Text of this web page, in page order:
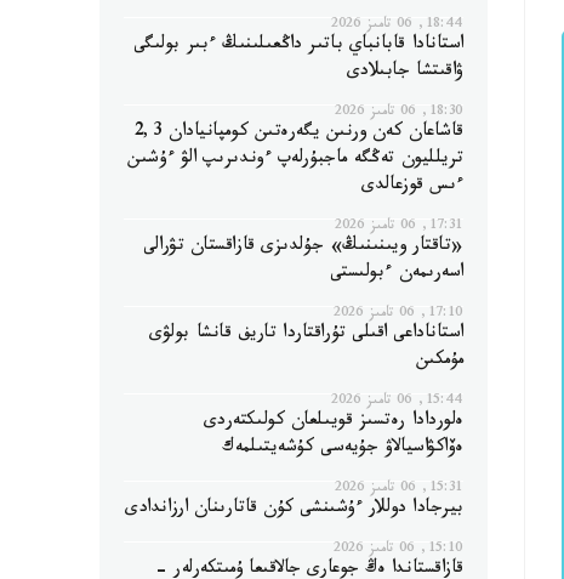
18:44, 06 تامىز 2026
استانادا قابانباي باتىر داڭعىلىنىڭ ءبىر بولىگى
ۋاقىتشا جابىلادى
18:30, 06 تامىز 2026
قاشاعان كەن ورنىن يگەرەتىن كومپانيادان 2,3
تريلليون تەڭگە ماجبۇرلەپ ءوندىرىپ الۋ ءۇشىن
ءىس قوزعالدى
17:31, 06 تامىز 2026
«تاقتار ويىنىنىڭ» جۇلدىزى قازاقستان تۋرالى
اسەرىمەن ءبولىستى
17:10, 06 تامىز 2026
استاناداعى اقىلى تۇراقتاردا تاريف قانشا بولۋى
مۇمكىن
15:44, 06 تامىز 2026
ەلوردادا رەتسىز قويىلعان كولىكتەردى
ەۆاكۋاسيالاۋ جۇيەسى كۇشەيتىلمەك
15:31, 06 تامىز 2026
بيرجادا دوللار ءۇشىنشى كۇن قاتارىنان ارزاندادى
15:10, 06 تامىز 2026
قازاقستاندا ەڭ جوعارى جالاقىعا ۇمىتكەرلەر -